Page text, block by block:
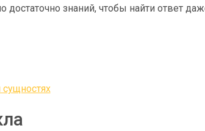
достаточно знаний, чтобы найти ответ